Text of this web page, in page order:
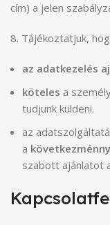
cím) a jelen
8. Tájékoztatjuk,
az adatkezelés
köteles a
tudjunk küldeni.
az
a
szabott ajánlatot